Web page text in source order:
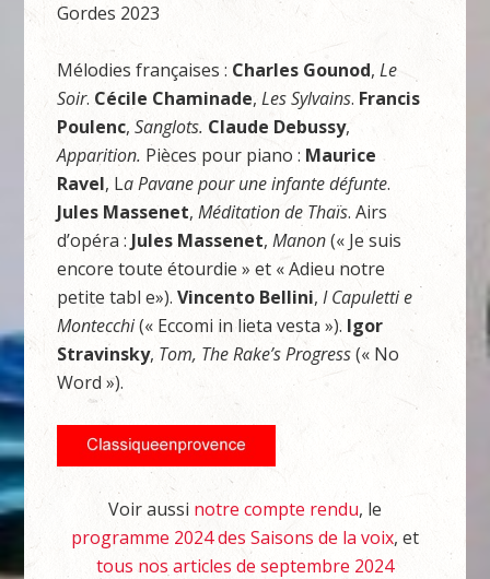
Gordes 2023
Mélodies françaises : Charles Gounod,Le
Soir.Cécile Chaminade,Les Sylvains. Francis
Poulenc,Sanglots. Claude Debussy,
Apparition. Pièces pour piano : Maurice
Ravel, La Pavane pour une infante défunte.
Jules Massenet,Méditation de Thaïs. Airs
d’opéra : Jules Massenet,Manon(« Je suis
encore toute étourdie » et « Adieu notre
petite tabl e»).Vincento Bellini,I Capuletti e
Montecchi(« Eccomi in lieta vesta »). Igor
Stravinsky, Tom, The Rake’s Progress(« No
Word »).
Voir aussi notre compte rendu, le
programme 2024 des Saisons de la voix, et
tous nos articles de septembre 2024